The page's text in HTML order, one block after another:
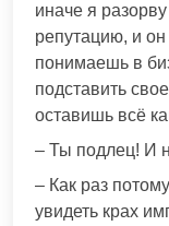
иначе я
репутацию, и
понимаешь в
подставить
оставишь всё
– Ты подлец! И
– Как раз
увидеть крах